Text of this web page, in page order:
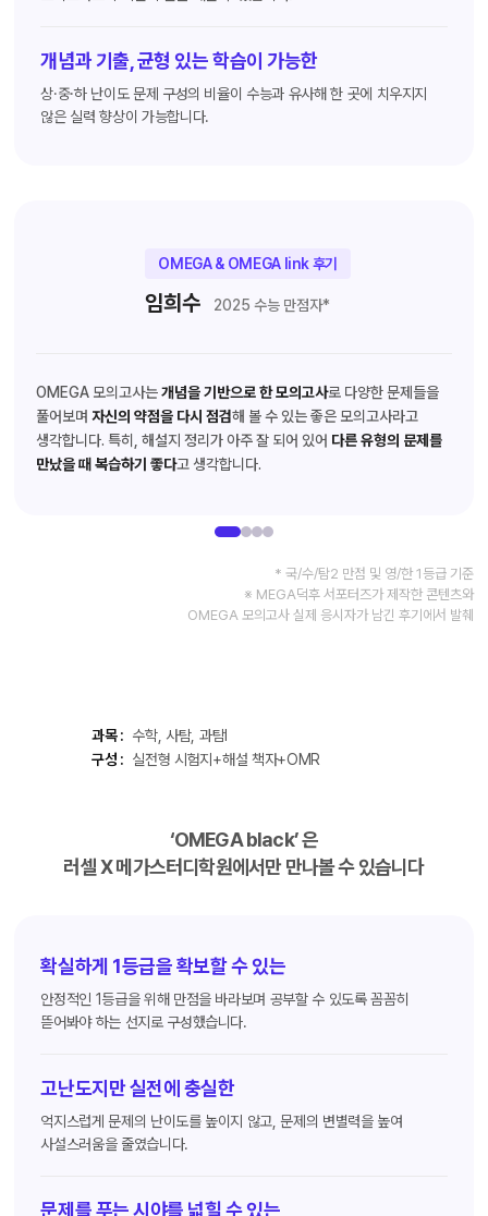
개념과 기출, 균형 있는 학습이 가능한
상·중·하 난이도 문제 구성의 비율이 수능과 유사해 한 곳에 치우지지
않은 실력 향상이 가능합니다.
OMEGA & OMEGA link 후기
임희수 2025 수능 만점자*
OMEGA 모의고사는개념을 기반으로 한 모의고사로 다양한 문제들을
풀어보며자신의 약점을 다시 점검해 볼 수 있는 좋은 모의고사라고
생각합니다. 특히, 해설지 정리가 아주 잘 되어 있어 다른 유형의 문제를
만났을 때 복습하기 좋다고 생각합니다.
* 국/수/탐2 만점 및 영/한 1등급 기준
※ MEGA덕후 서포터즈가 제작한 콘텐츠와
OMEGA 모의고사 실제 응시자가 남긴 후기에서 발췌
과목 : 수학, 사탐, 과탐Ⅰ
구성 : 실전형 시험지+해설 책자+OMR
‘OMEGA black’ 은
러셀 X 메가스터디학원에서만 만나볼 수 있습니다
확실하게 1등급을 확보할 수 있는
안정적인 1등급을 위해 만점을 바라보며 공부할 수 있도록 꼼꼼히
뜯어봐야 하는 선지로 구성했습니다.
고난도지만 실전에 충실한
억지스럽게 문제의 난이도를 높이지 않고, 문제의 변별력을 높여
사설스러움을 줄였습니다.
문제를 푸는 시야를 넓힐 수 있는